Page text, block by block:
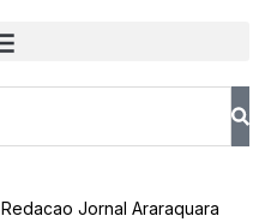
Redacao Jornal Araraquara